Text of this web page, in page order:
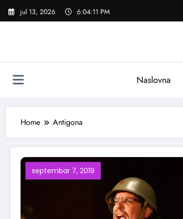
Skoči
jul 13, 2026 6:04:12 PM
Naslovna
Home Antigona
septembar 7, 2019